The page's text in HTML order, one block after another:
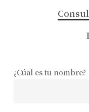
¿Cúal es tu nombre?